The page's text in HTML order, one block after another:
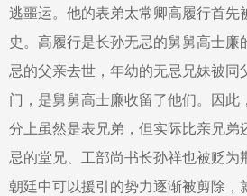
逃噩运。他的表弟太常卿高履行首先
史。高履行是长孙无忌的舅舅高士廉
忌的父亲去世，年幼的无忌兄妹被同
门，是舅舅高士廉收留了他们。因此
分上虽然是表兄弟，但实际比亲兄弟
忌的堂兄、工部尚书长孙祥也被贬为
朝廷中可以援引的势力逐渐被剪除，